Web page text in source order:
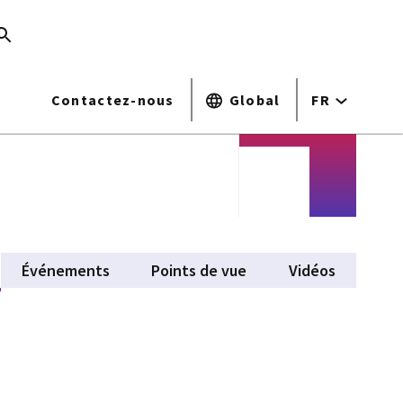
Contactez-nous Global FR
tab)
Événements Points de vue Vidéos